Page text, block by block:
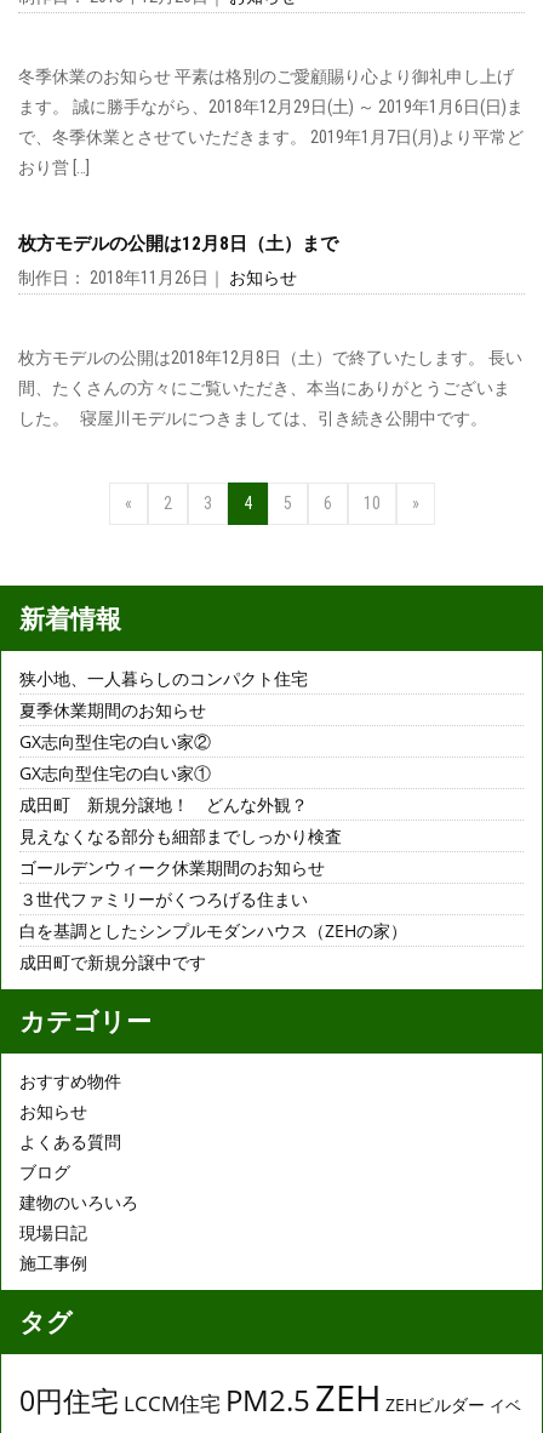
冬季休業のお知らせ 平素は格別のご愛顧賜り心より御礼申し上げ
ます。 誠に勝手ながら、2018年12月29日(土) ～ 2019年1月6日(日)ま
で、冬季休業とさせていただきます。 2019年1月7日(月)より平常ど
おり営 […]
枚方モデルの公開は12月8日（土）まで
制作日： 2018年11月26日｜ お知らせ
枚方モデルの公開は2018年12月8日（土）で終了いたします。 長い
間、たくさんの方々にご覧いただき、本当にありがとうございま
した。 寝屋川モデルにつきましては、引き続き公開中です。
« 2 3 4 5 6 10 »
新着情報
狭小地、一人暮らしのコンパクト住宅
夏季休業期間のお知らせ
GX志向型住宅の白い家②
GX志向型住宅の白い家①
成田町 新規分譲地！ どんな外観？
見えなくなる部分も細部までしっかり検査
ゴールデンウィーク休業期間のお知らせ
３世代ファミリーがくつろげる住まい
白を基調としたシンプルモダンハウス（ZEHの家）
成田町で新規分譲中です
カテゴリー
おすすめ物件
お知らせ
よくある質問
ブログ
建物のいろいろ
現場日記
施工事例
タグ
0円住宅 LCCM住宅 PM2.5ZEH ZEHビルダー イベ